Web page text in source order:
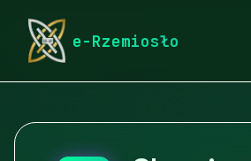
e-Rzemiosło
rymarstwo-poznan.pl
Chemia